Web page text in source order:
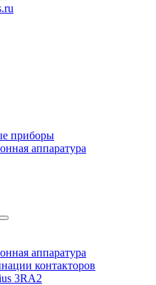
приборы
аппаратура
аппаратура
контакторов
3RA2